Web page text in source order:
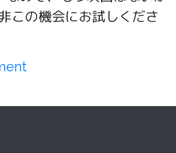
この機会にお試しくださ